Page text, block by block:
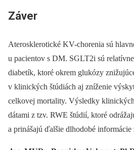
Záver
Aterosklerotické KV-chorenia sú
u pacientov s DM. SGLT2i sú
diabetík, ktoré okrem glukózy
v klinických štúdiách aj zníženie
celkovej mortality. Výsledky
dátami z tzv. RWE štúdií, ktoré
a prinášajú ďalšie dlhodobé informácie